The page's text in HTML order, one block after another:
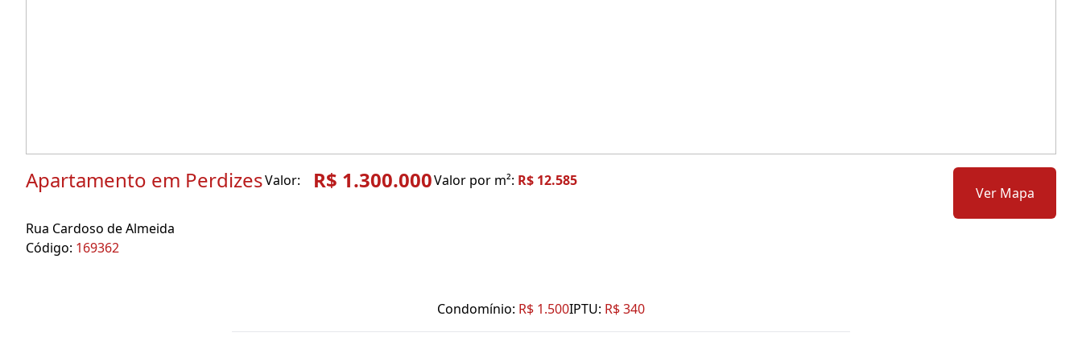
Apartamento em PerdizesValor: R$ 1.300.000Valor por m²: R$ 12.585
Rua Cardoso de Almeida
Código: 169362
Ver Mapa
Condomínio: R$ 1.500IPTU: R$ 340